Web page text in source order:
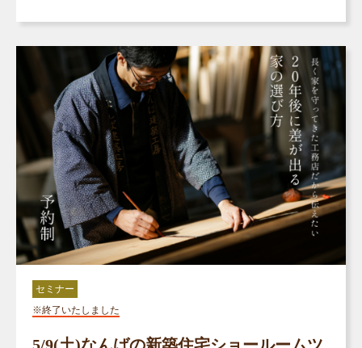
セミナー
※終了いたしました